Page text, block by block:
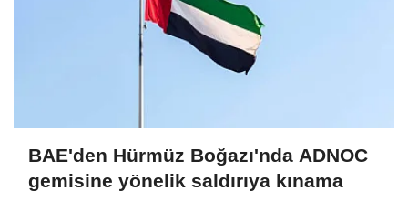
BAE'den Hürmüz Boğazı'nda ADNOC
gemisine yönelik saldırıya kınama